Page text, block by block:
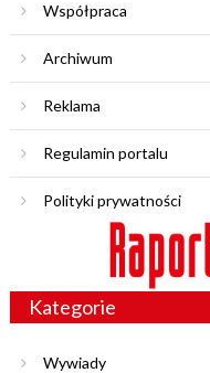
Współpraca
Archiwum
Reklama
Regulamin portalu
Polityki prywatności
Kategorie
Wywiady